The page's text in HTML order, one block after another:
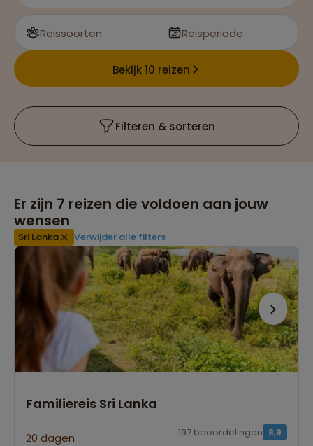
Reissoorten Reisperiode
Bekijk 10 reizen
Filteren & sorteren
Er zijn 7 reizen die voldoen aan jouw
wensen
Sri Lanka Verwijder alle filters
Familiereis Sri Lanka
20 dagen 8,9
197 beoordelingen